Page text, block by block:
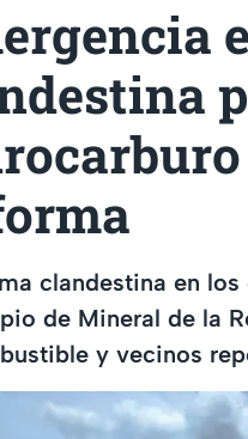
clandestina en
de Mineral de la
y vecinos